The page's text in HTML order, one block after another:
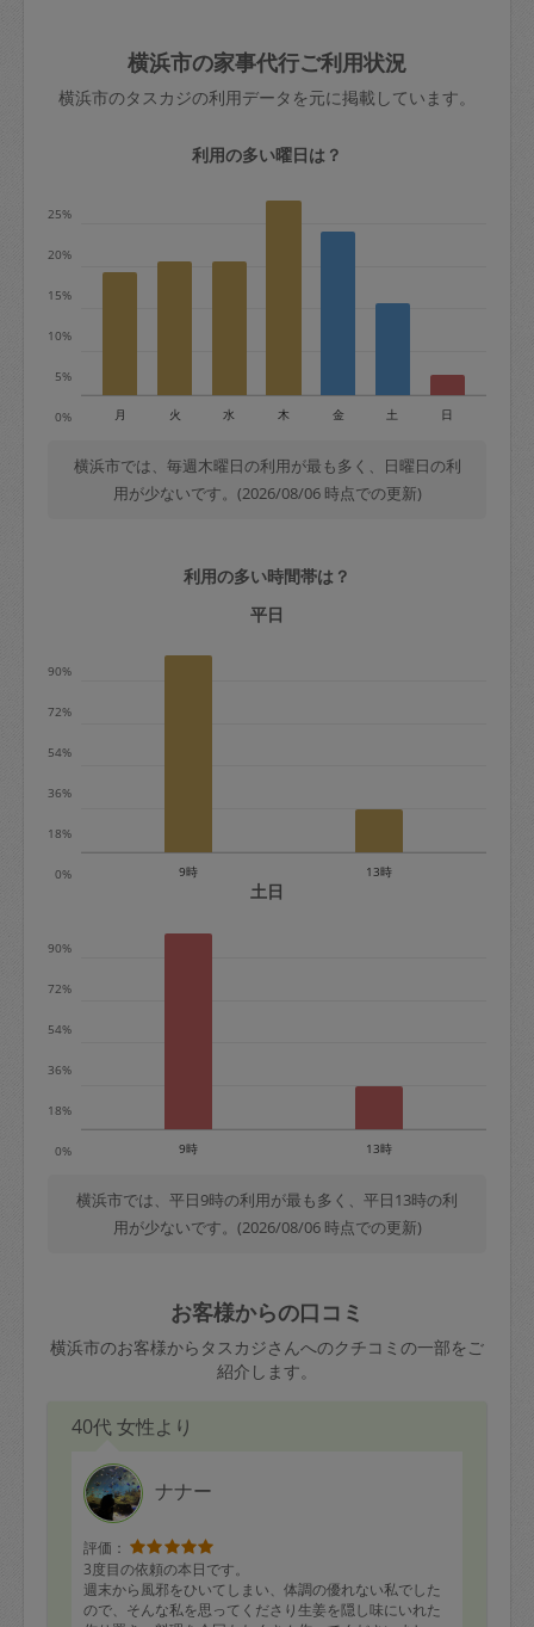
依頼者不在による当日キャンセル＝依頼
金額の100%＋交通費全額
※例：依頼日時／土曜日午前9時開始の場
水曜日9時〜金曜日9時まで＝依頼料金の
50%
金曜日9時～土曜日8時まで＝依頼金額の
＋交通費全額
依頼者不在による当日キャンセル＝依頼
金額の100%＋交通費全額
定期契約をキャンセルする場合、毎週定
期は月2回まで隔週定期は月1回までキャ
※キャンセル料金の設定について：
きた場合は損害保険の対象外となるので
ご注意ください。
玉、など
あわせてこちらも参照ください：初めて
はありますか？
横浜市の家事代行ご利用状況
横浜市のタスカジの利用データを元に掲載しています。
利用の多い曜日は？
0%
5%
10%
15%
20%
25%
月 火 水 木 金 土 日
横浜市では、毎週木曜日の利用が最も多く、日曜日の利
用が少ないです。(2026/08/06 時点での更新)
利用の多い時間帯は？
平日
0%
18%
36%
54%
72%
90%
9時 13時
土日
0%
18%
36%
54%
72%
90%
9時 13時
横浜市では、平日9時の利用が最も多く、平日13時の利
用が少ないです。(2026/08/06 時点での更新)
お客様からの口コミ
横浜市のお客様からタスカジさんへのクチコミの一部をご
紹介します。
40代 女性より
ナナー
評価：
3度目の依頼の本日です。
週末から風邪をひいてしまい、体調の優れない私でした
ので、そんな私を思ってくださり生姜を隠し味にいれた